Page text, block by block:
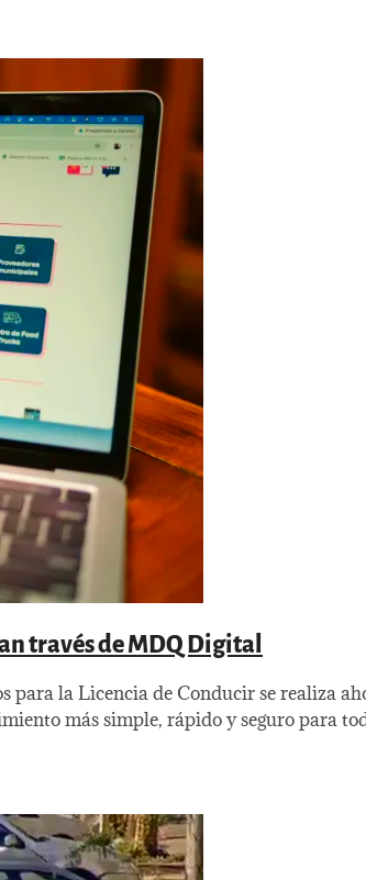
través de MDQ Digital
la Licencia de Conducir se realiza
más simple, rápido y seguro para